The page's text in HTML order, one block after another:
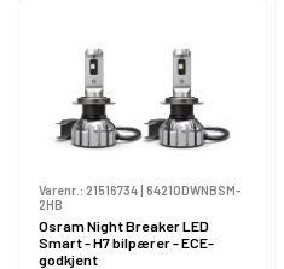
Varenr.: 21516734| 64210DWNBSM-
2HB
Osram Night Breaker LED
Smart - H7 bilpærer - ECE-
godkjent